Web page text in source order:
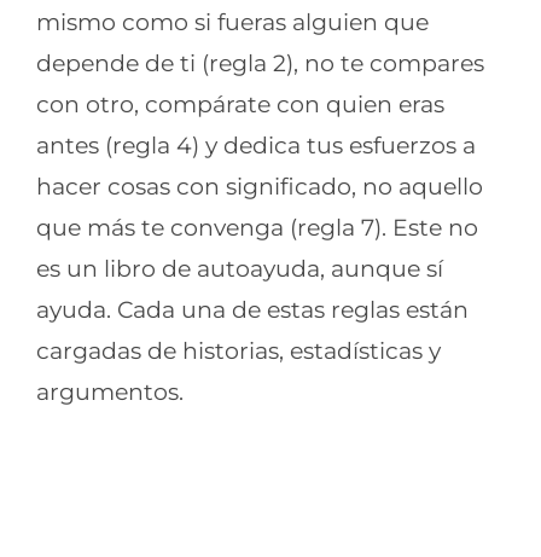
mismo como si fueras alguien que
depende de ti (regla 2), no te compares
con otro, compárate con quien eras
antes (regla 4) y dedica tus esfuerzos a
hacer cosas con significado, no aquello
que más te convenga (regla 7). Este no
es un libro de autoayuda, aunque sí
ayuda. Cada una de estas reglas están
cargadas de historias, estadísticas y
argumentos.